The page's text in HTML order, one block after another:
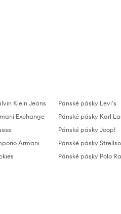
Klein Jeans
Exchange
Armani
Pánské pásky Levi's
Pánské pásky Karl
Pánské pásky Joop!
Pánské pásky
Pánské pásky Polo